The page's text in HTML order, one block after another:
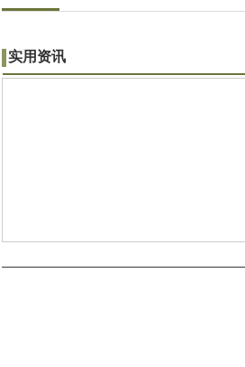
实用资讯